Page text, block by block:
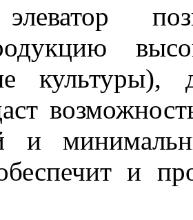
культуры),
и
и